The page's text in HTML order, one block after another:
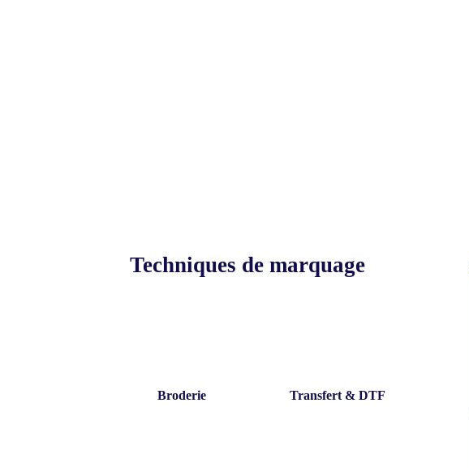
Techniques de marquage
Broderie Transfert & DTF